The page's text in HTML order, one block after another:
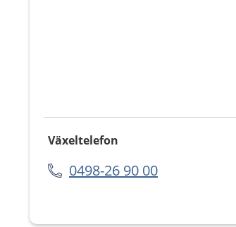
Växeltelefon
0498-26 90 00